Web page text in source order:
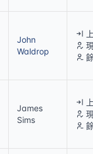
John
Waldrop
James
Sims